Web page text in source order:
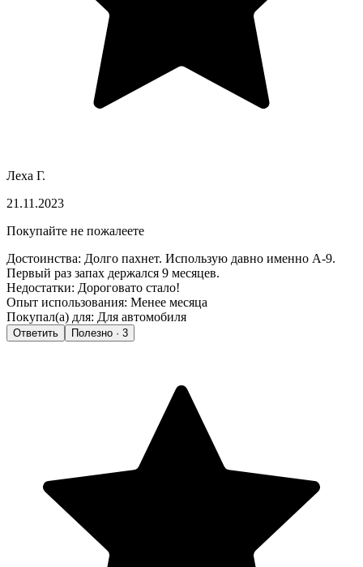
Леха Г.
21.11.2023
Покупайте не пожалеете
Достоинства: Долго пахнет. Использую давно именно А-9.
Первый раз запах держался 9 месяцев.
Недостатки: Дороговато стало!
Опыт использования: Менее месяца
Покупал(а) для: Для автомобиля
Ответить Полезно · 3